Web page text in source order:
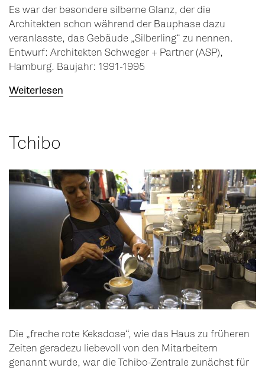
Es war der besondere silberne Glanz, der die
Architekten schon während der Bauphase dazu
veranlasste, das Gebäude „Silberling“ zu nennen.
Entwurf: Architekten Schweger + Partner (ASP),
Hamburg. Baujahr: 1991-1995
Weiterlesen
Tchibo
Die „freche rote Keksdose“, wie das Haus zu früheren
Zeiten geradezu liebevoll von den Mitarbeitern
genannt wurde, war die Tchibo-Zentrale zunächst für